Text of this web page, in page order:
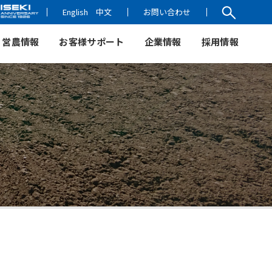
English 中文 お問い合わせ
営農情報 お客様サポート 企業情報 採用情報